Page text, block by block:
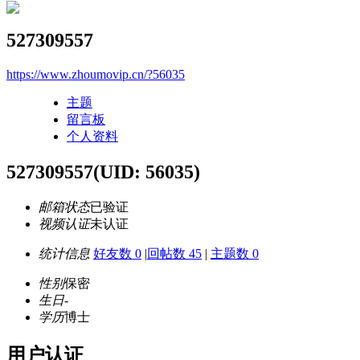
527309557
https://www.zhoumovip.cn/?56035
主题
留言板
个人资料
527309557(UID: 56035)
邮箱状态已验证
视频认证未认证
统计信息 好友数 0 |回帖数 45 | 主题数 0
性别保密
生日-
学历博士
用户认证